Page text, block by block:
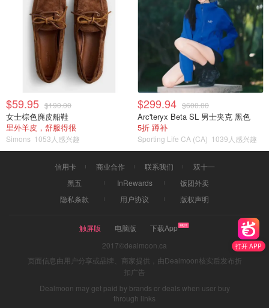
打开 APP
$59.95 $190.00
女士棕色麂皮船鞋
里外羊皮，舒服得很
Simons 1053人感兴趣
$299.94 $600.00
Arc'teryx Beta SL 男士夹克 黑色
5折 蹲补
Sporting Life CA (CA) 1039人感兴趣
信用卡 商业合作 联系我们
双十一
黑五
InRewards
饭团外卖
隐私条款
用户协议 版权声明
触屏版 电脑版
下载App
2017©dealmoon.ca
页面信息由用户分享或品牌、商家提供，由Dealmoon核实后发布折
扣广告
Dealmoon may get paid by brands or deals when user buy
through links